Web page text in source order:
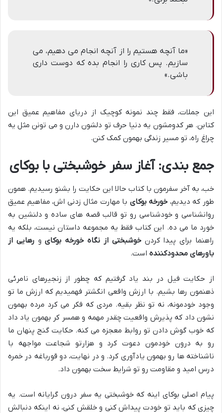
«ما آنچه هستیم را از آنچه انجام می دهیم، می
سازیم. پس کاری را انجام بده که دوست داری
باشی.»
این جملات، فقط چند نمونه کوچیک از دریای مفاهیم عمیق این
کتابن. هر کدومشون یه دنیا حرف تو دلشون دارن و می تونن مثل یه
چراغ راه، تو مسیر زندگی بهمون کمک کنن.
جمع بندی: آغاز سفر خوشبختی با بوکای
خب، به آخر سفرمون با کتاب حالا این حکایت را بشنو رسیدیم. همون
طور که دیدیم، خورخه بوکای با مهارت مثال زدنی اش، مفاهیم عمیق
روانشناسی و خودشناسی رو تو قالب قصه های ساده و دلنشین به
خورد ما می ده. این کتاب فقط یه مجموعه داستان نیست، بلکه یه
راهنما برای پیدا کردنخوشبختی از نگاه خورخه بوکایو رهایی از
باورهای محدودکننده است.
از حکایت فیل در بند یاد گرفتیم که چطور از زنجیرهای نامرئی
ذهنمون رها بشیم. با ارزش واقعی انگشتر فهمیدیم که ارزش ما تو
وجود خودمونه، نه تو نظر بقیه. مردی که فکر می کرد مرده بهمون
نشون داد که پذیرش واقعیت چقدر مهمه و همسر کر بهمون یاد داد
که خوب گوش دادن تو روابط معجزه می کنه. حکایت گنج پنهان ما
رو به درون خودمون دعوت کرد و هزارتو شجاعت مواجهه با
ناشناخته ها رو بهمون یادآوری کرد. و در نهایت، دو قورباغه در خمره
درس امید و مقاومت رو تو شرایط سخت بهمون داد.
پیام اصلی بوکای اینه که خوشبختی یه سفر درون گرایانه است. یه
چیزی که باید تو خودت پیداش کنی و خلقش کنی، نه اینکه دنبالش